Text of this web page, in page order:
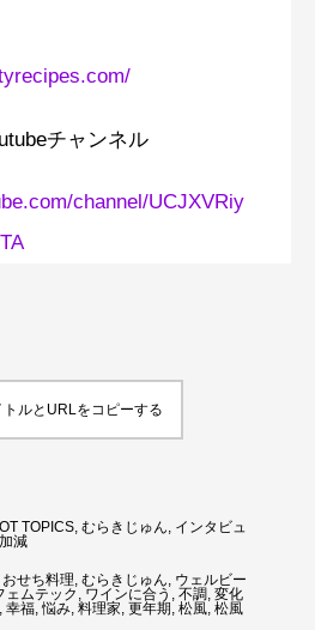
チャンネル
channel/UCJXVRiy
ルとURLをコピーする
TOPICS, むらきじゅん, インタビュ
減
おせち料理, むらきじゅん, ウェルビー
ェムテック , ワインに合う , 不調 , 変化
, 幸福,悩み, 料理家, 更年期, 松風, 松風